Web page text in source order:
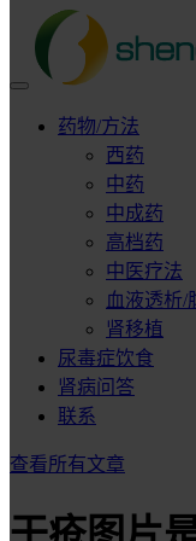
药物/方法
西药
中药
中成药
高档药
中医疗法
血液透析/
肾移植
尿毒症饮食
肾病问答
联系
查看所有文章